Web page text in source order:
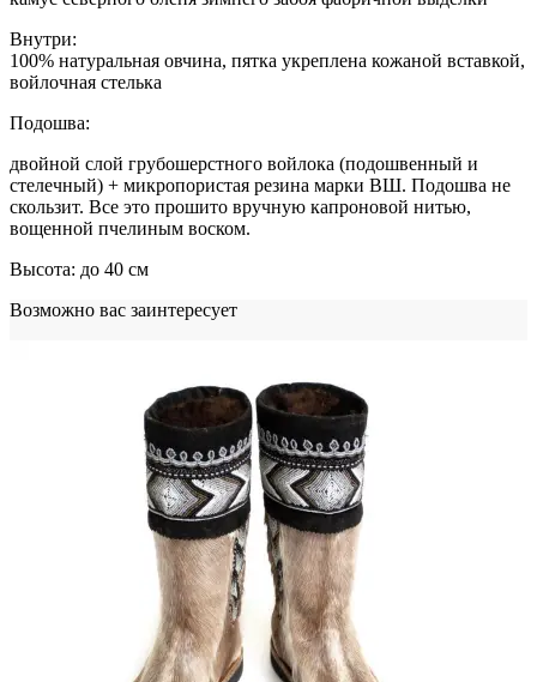
Внутри:
100% натуральная овчина, пятка укреплена кожаной вставкой,
войлочная стелька
Подошва:
двойной слой грубошерстного войлока (подошвенный и
стелечный) + микропористая резина марки ВШ. Подошва не
скользит. Все это прошито вручную капроновой нитью,
вощенной пчелиным воском.
Высота: до 40 см
Возможно вас заинтересует